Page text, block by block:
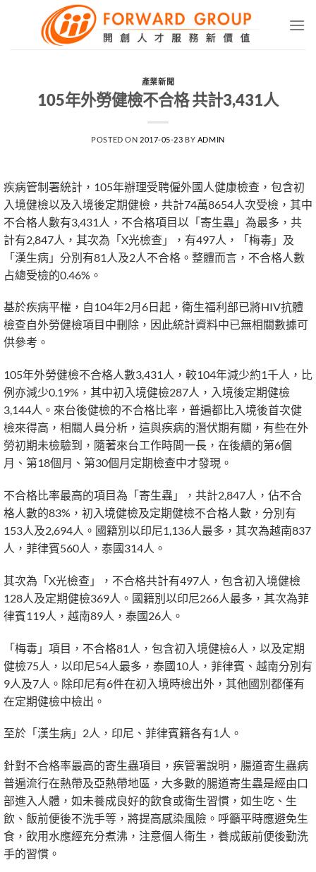
產業新聞
105年外勞健檢不合格 共計3,431人
POSTED ON 2017-05-23 BY ADMIN
疾病管制署統計，105年辦理受聘僱外國人健康檢查，包含初
入境健檢以及入境後定期健檢，共計74萬8654人次受檢，其中
不合格人數有3,431人，不合格項目以「寄生蟲」為最多，共
計有2,847人，其次為「X光檢查」，有497人，「梅毒」及
「漢生病」分別有81人及2人不合格。整體而言，不合格人數
占總受檢的0.46%。
基於疾病平權，自104年2月6日起，衛生福利部已將HIV抗體
檢查自外勞健檢項目中刪除，因此統計資料中已無相關數據可
供參考。
105年外勞健檢不合格人數3,431人，較104年減少約1千人，比
例亦減少0.19%，其中初入境健檢287人，入境後定期健檢
3,144人。來台後健檢的不合格比率，普遍都比入境後首次健
檢來得高，相關人員分析，這與疾病的潛伏期有關，有些在外
勞初期未檢驗到，隨著來台工作時間一長，在後續的第6個
月、第18個月、第30個月定期檢查中才發現。
不合格比率最高的項目為「寄生蟲」，共計2,847人，佔不合
格人數的83%，初入境健檢及定期健檢不合格人數，分別有
153人及2,694人。國籍別以印尼1,136人最多，其次為越南837
人，菲律賓560人，泰國314人。
其次為「X光檢查」，不合格共計有497人，包含初入境健檢
128人及定期健檢369人。國籍別以印尼266人最多，其次為菲
律賓119人，越南89人，泰國26人。
「梅毒」項目，不合格81人，包含初入境健檢6人，以及定期
健檢75人，以印尼54人最多，泰國10人，菲律賓、越南分別有
9人及7人。除印尼有6件在初入境時檢出外，其他國別都僅有
在定期健檢中檢出。
至於「漢生病」2人，印尼、菲律賓籍各有1人。
針對不合格率最高的寄生蟲項目，疾管署說明，腸道寄生蟲病
普遍流行在熱帶及亞熱帶地區，大多數的腸道寄生蟲是經由口
部進入人體，如未養成良好的飲食或衛生習慣，如生吃、生
飲、飯前便後不洗手等，將提高感染風險。呼籲平時應避免生
食，飲用水應經充分煮沸，注意個人衛生，養成飯前便後勤洗
手的習慣。